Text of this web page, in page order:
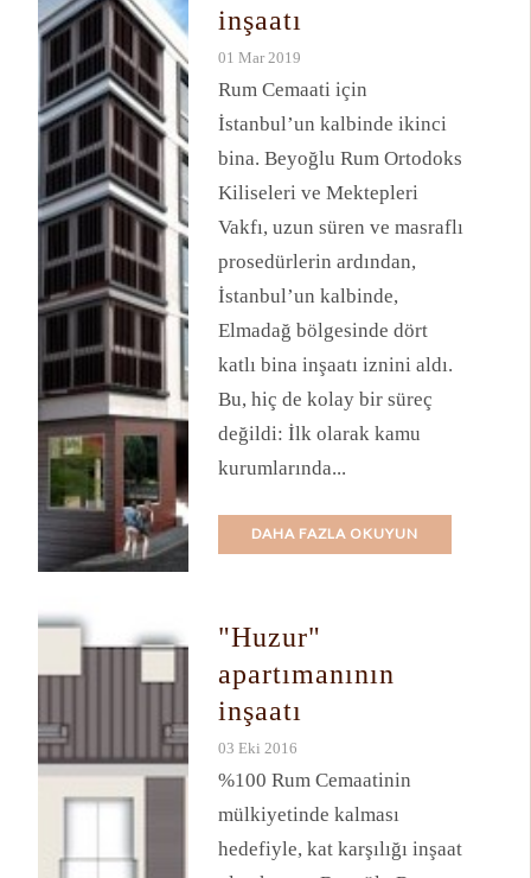
inşaatı
01 Mar 2019
Rum Cemaati için
İstanbul’un kalbinde ikinci
bina. Beyoğlu Rum Ortodoks
Kiliseleri ve Mektepleri
Vakfı, uzun süren ve masraflı
prosedürlerin ardından,
İstanbul’un kalbinde,
Elmadağ bölgesinde dört
katlı bina inşaatı iznini aldı.
Bu, hiç de kolay bir süreç
değildi: İlk olarak kamu
kurumlarında...
DAHA FAZLA OKUYUN
"Huzur"
apartımanının
inşaatı
03 Eki 2016
%100 Rum Cemaatinin
mülkiyetinde kalması
hedefiyle, kat karşılığı inşaat